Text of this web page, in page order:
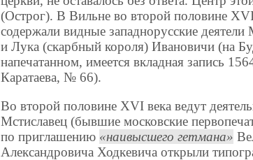
(Острог). В Вильне во второй половине
содержали видные западнорусские
и Лука (скарбный короля) Ивановичи (на
напечатанном, имеется вкладная запись
Каратаева, № 66).
Во второй половине XVI века ведут
Мстиславец (бывшие московские
по приглашению
наивысшего гетмана
Александровича Ходкевича открыли